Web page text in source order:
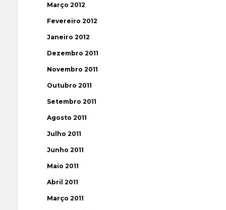
Março 2012
Fevereiro 2012
Janeiro 2012
Dezembro 2011
Novembro 2011
Outubro 2011
Setembro 2011
Agosto 2011
Julho 2011
Junho 2011
Maio 2011
Abril 2011
Março 2011